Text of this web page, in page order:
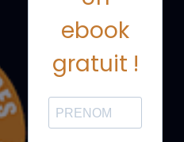
ebook
gratuit !